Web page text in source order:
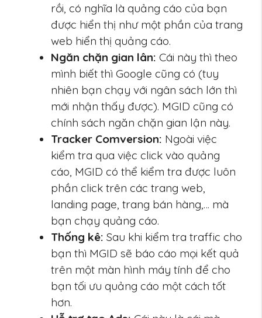
rồi, có nghĩa là quảng cáo của bạn
được hiển thị như một phần của trang
web hiển thị quảng cáo.
Ngăn chặn gian lân: Cái này thì theo
mình biết thì Google cũng có (tuy
nhiên bạn chạy với ngân sách lớn thì
mới nhận thấy được). MGID cũng có
chính sách ngăn chặn gian lận này.
Tracker Comversion: Ngoài việc
kiểm tra qua việc click vào quảng
cáo, MGID có thể kiểm tra được luôn
phần click trên các trang web,
landing page, trang bán hàng,… mà
bạn chạy quảng cáo.
Thống kê: Sau khi kiểm tra traffic cho
bạn thì MGID sẽ báo cáo mọi kết quả
trên một màn hình máy tính để cho
bạn tối ưu quảng cáo một cách tốt
hơn.